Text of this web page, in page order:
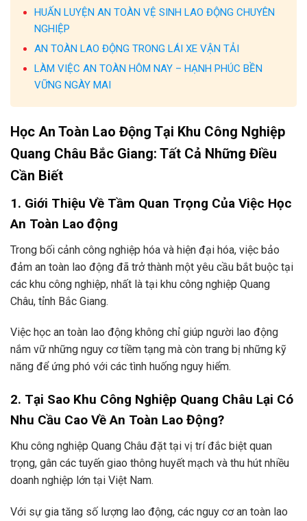
HUẤN LUYỆN AN TOÀN VỆ SINH LAO ĐỘNG CHUYÊN
NGHIỆP
AN TOÀN LAO ĐỘNG TRONG LÁI XE VẬN TẢI
LÀM VIỆC AN TOÀN HÔM NAY – HẠNH PHÚC BỀN
VỮNG NGÀY MAI
Học An Toàn Lao Động Tại Khu Công Nghiệp
Quang Châu Bắc Giang: Tất Cả Những Điều
Cần Biết
1. Giới Thiệu Về Tầm Quan Trọng Của Việc Học
An Toàn Lao động
Trong bối cảnh công nghiệp hóa và hiện đại hóa, việc bảo
đảm an toàn lao động đã trở thành một yêu cầu bắt buộc tại
các khu công nghiệp, nhất là tại khu công nghiệp Quang
Châu, tỉnh Bắc Giang.
Việc học an toàn lao động không chỉ giúp người lao động
nắm vữ những nguy cơ tiềm tạng mà còn trang bị những kỹ
năng để ứng phó với các tình huống nguy hiểm.
2. Tại Sao Khu Công Nghiệp Quang Châu Lại Có
Nhu Cầu Cao Về An Toàn Lao Động?
Khu công nghiệp Quang Châu đặt tại vị trí đắc biệt quan
trọng, gân các tuyến giao thông huyết mạch và thu hút nhiều
doanh nghiệp lớn tại Việt Nam.
Với sự gia tăng số lượng lao động, các nguy cơ an toàn lao